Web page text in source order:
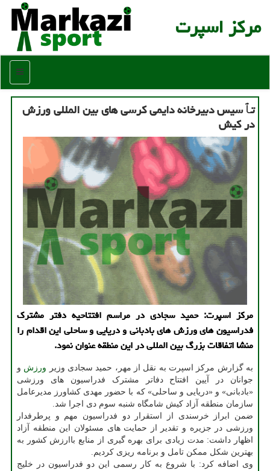
مركز اسپرت
منو
تٱسیس دبیرخانه دایمی کرسی های بین المللی ورزش
در کیش
مرکز اسپرت: حمید سجادی در مراسم افتتاحیه دفتر مشترک
فدراسیون های ورزش های بادبانی و دریایی و ساحلی این اقدام را
منشا اتفاقات بزرگ بین المللی در این منطقه عنوان نمود.
به گزارش مرکز اسپرت به نقل از مهر، حمید سجادی وزیر ورزش و
جوانان در آیین افتتاح دفاتر مشترک فدراسیون های ورزشی
«بادبانی» و «دریایی و ساحلی» که با حضور مهدی کشاورز مدیرعامل
سازمان منطقه آزاد کیش شامگاه شنبه سوم دی اجرا شد.
ضمن ابراز خرسندی از استقرار دو فدراسیون مهم و پرطرفدار
ورزشی در جزیره و تقدیر از حمایت های مسئولان این منطقه آزاد
اظهار داشت: مدت زیادی برای بهره گیری از منابع باارزش کشور به
بهترین شکل ممکن تامل و برنامه ریزی کردیم.
وی اضافه کرد: با شروع به کار رسمی این دو فدراسیون در خلیج